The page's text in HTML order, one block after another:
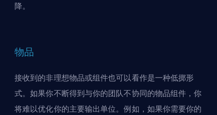
降。
物品
接收到的非理想物品或组件也可以看作是一种低掷形
式。如果你不断得到与你的团队不协同的物品组件，你
将难以优化你的主要输出单位。例如，如果你需要你的